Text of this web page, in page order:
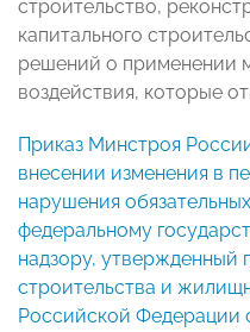
строительство,
капитального
решений о применении
воздействия, которые
Приказ Минстроя
внесении изменения в
нарушения
федеральному
надзору, утвержденный
строительства и
Российской Федерации